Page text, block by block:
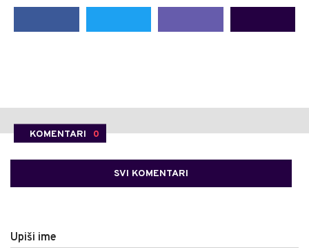
KOMENTARI 0
SVI KOMENTARI
Upiši ime